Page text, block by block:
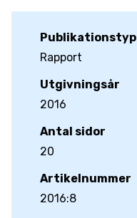
Publikationstyp
Rapport
Utgivningsår
2016
Antal sidor
20
Artikelnummer
2016:8